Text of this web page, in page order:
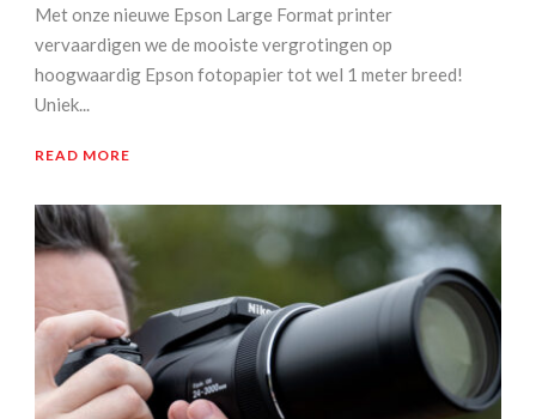
Met onze nieuwe Epson Large Format printer
vervaardigen we de mooiste vergrotingen op
hoogwaardig Epson fotopapier tot wel 1 meter breed!
Uniek...
READ MORE